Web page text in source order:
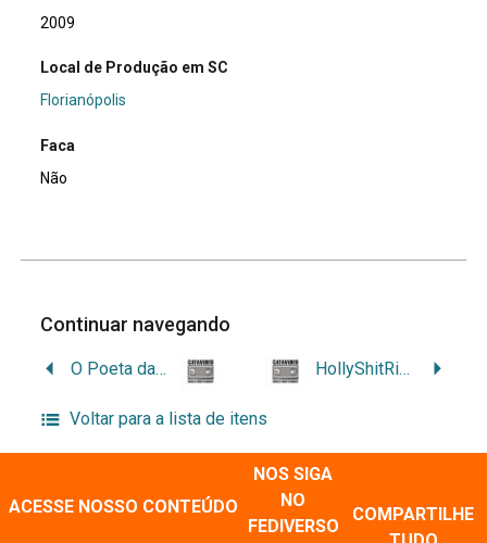
2009
Local de Produção em SC
Florianópolis
Faca
Não
Continuar navegando
O Poeta das Ruas HollyShitRiver
Voltar para a lista de itens
ACESSE NOSSO CONTEÚDO
NOS SIGA
NO
FEDIVERSO
COMPARTILHE